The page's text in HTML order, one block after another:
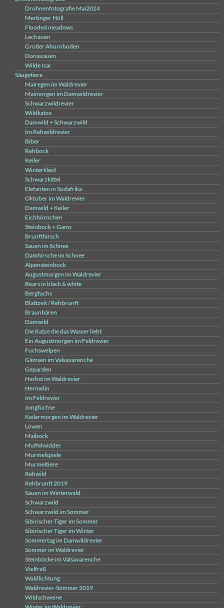
Drohnenfotografie Mai2024
Mertinger Höll
Flooded meadows
Lechauen
Großer Ahornboden
Donauauen
Wilde Isar
Säugetiere
Mairegen im Waldrevier
Maimorgen im Damwildrevier
Schwarzwildrevier
Wildkatze
Damwild + Schwarzwild
Im Rehwildrevier
Biber
Rehbock
Keiler
Winterkleid
Schwarzkittel
Elefanten in Südafrika
Oktober im Waldrevier
Damwild + Keiler
Eichhörnchen
Steinbock + Gams
Brunfthirsch
Sauen im Schnee
Damhirsche im Schnee
Alpensteinbock
Augustmorgen im Waldrevier
Bears in black & white
Bergfuchs
Blattzeit / Rehbrunft
Braunbären
Damwild
Die Katze die das Wasser liebt
Ein Augustmorgen im Feldrevier
Fuchswelpen
Gämsen im Valsavarenche
Geparden
Herbst im Waldrevier
Hermelin
Im Feldrevier
Jungfüchse
Keilermorgen im Waldrevier
Löwen
Maibock
Muffelwidder
Murmelspiele
Murmeltiere
Rehwild
Rehbrunft 2019
Sauen im Winterwald
Schwarzwild
Schwarzwild im Sommer
Sibirischer Tiger im Sommer
Sibirischer Tiger im Winter
Sommertag im Damwildrevier
Sommer im Waldrevier
Steinböcke im Valsavarenche
Vielfraß
Waldlichtung
Waldrevier-Sommer 2019
Wildschweine